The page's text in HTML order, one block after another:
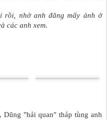
rồi, nhờ anh đăng mấy ảnh ở
các anh xem.
"hải quan" tháp tùng anh